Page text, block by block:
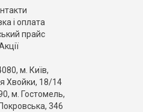
і оплата
прайс
м. Київ,
Хвойки, 18/14
м. Гостомель,
346